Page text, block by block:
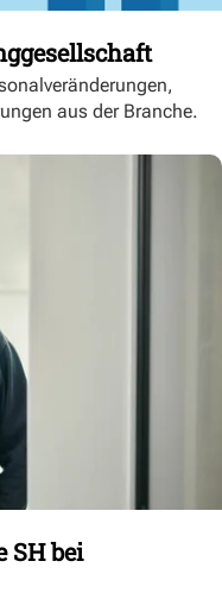
aus der Branche.
SH bei